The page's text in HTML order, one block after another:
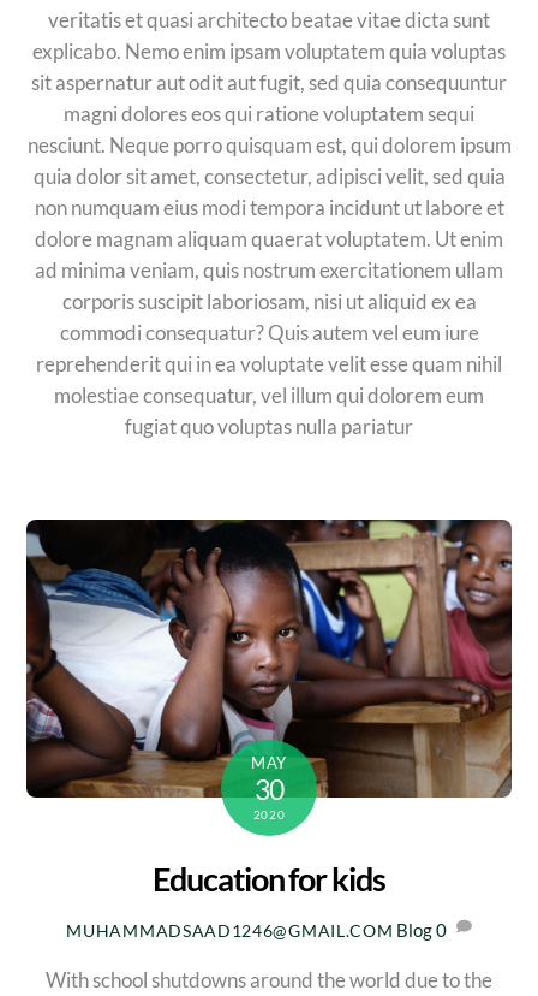
veritatis et quasi architecto beatae vitae dicta sunt
explicabo. Nemo enim ipsam voluptatem quia voluptas
sit aspernatur aut odit aut fugit, sed quia consequuntur
magni dolores eos qui ratione voluptatem sequi
nesciunt. Neque porro quisquam est, qui dolorem ipsum
quia dolor sit amet, consectetur, adipisci velit, sed quia
non numquam eius modi tempora incidunt ut labore et
dolore magnam aliquam quaerat voluptatem. Ut enim
ad minima veniam, quis nostrum exercitationem ullam
corporis suscipit laboriosam, nisi ut aliquid ex ea
commodi consequatur? Quis autem vel eum iure
reprehenderit qui in ea voluptate velit esse quam nihil
molestiae consequatur, vel illum qui dolorem eum
fugiat quo voluptas nulla pariatur
MAY
30
2020
Education for kids
MUHAMMADSAAD1246@GMAIL.COM Blog0
With school shutdowns around the world due to the